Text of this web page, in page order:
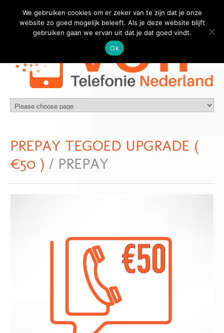
PREPAY TEGOED UPGRADE (
€50 ) / PREPAY
We gebruiken cookies om er zeker van te zijn dat je onze
website zo goed mogelijk beleeft. Als je deze website blijft
gebruiken gaan we ervan uit dat je dat goed vindt.
Ok